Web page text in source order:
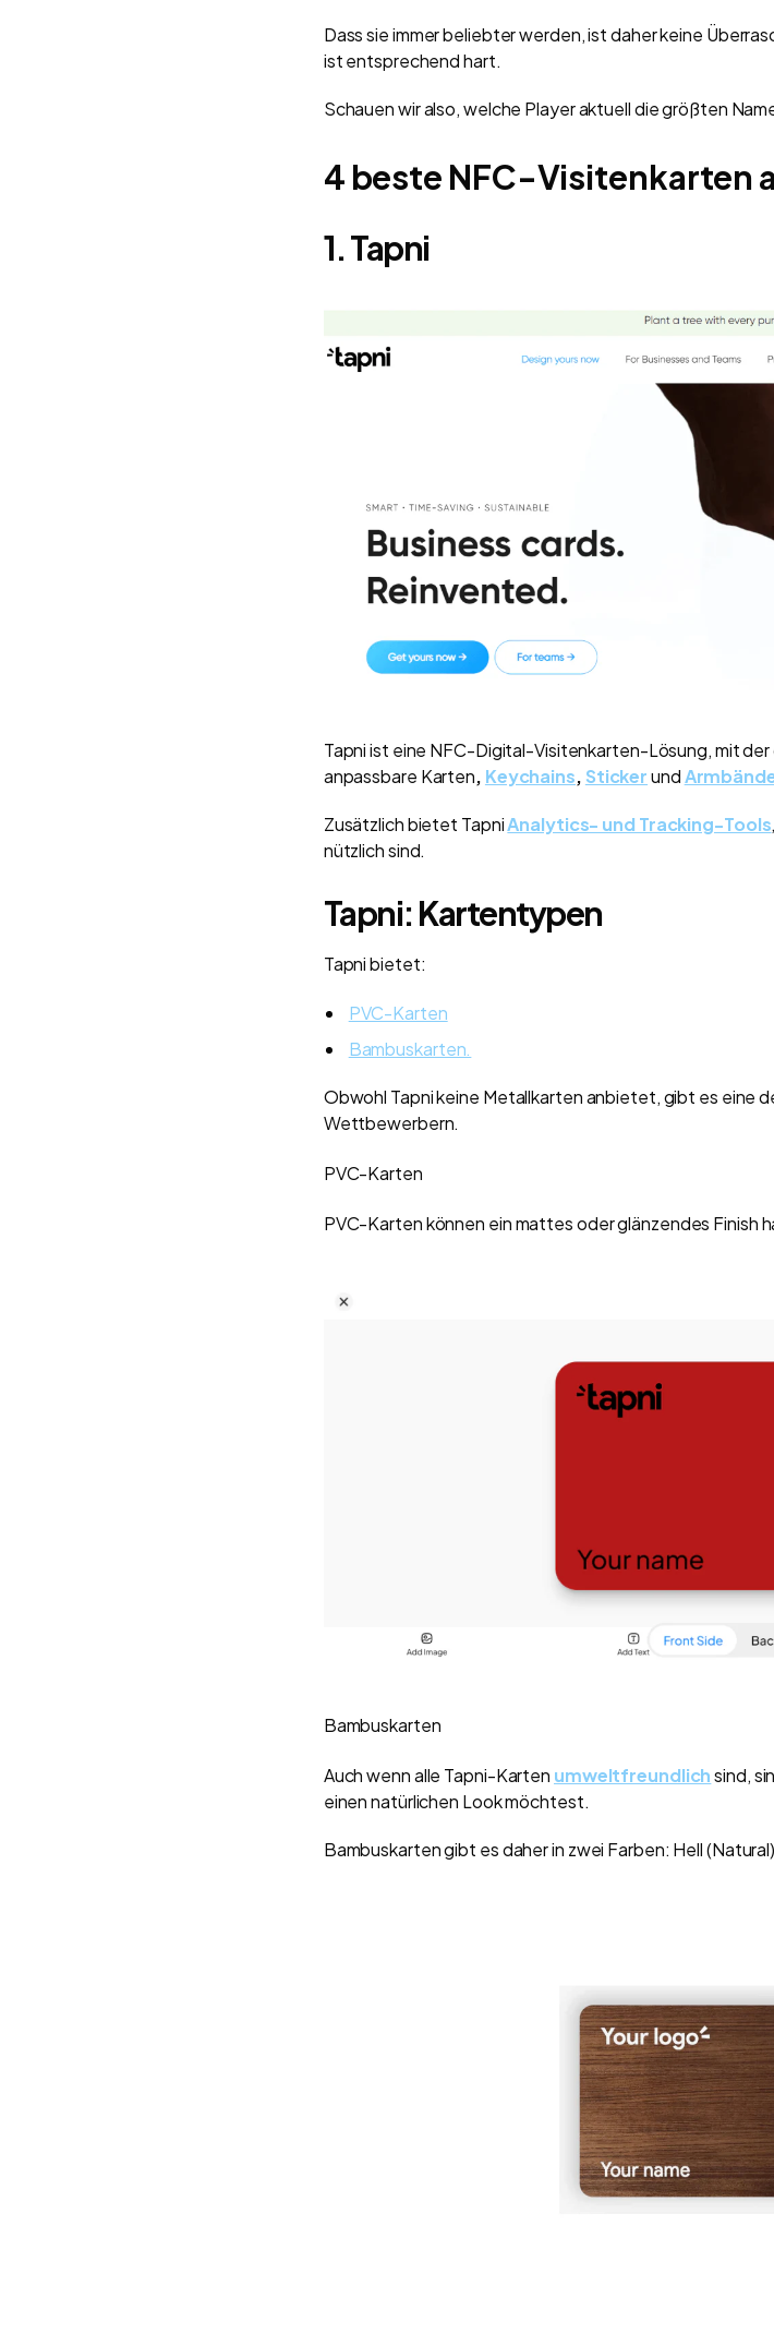
Dass sie immer beliebter werden, ist daher keine
ist entsprechend hart.
Schauen wir also, welche Player aktuell die größten
4 beste NFC-Visitenkarten
1. Tapni
Tapni ist eine NFC-Digital-Visitenkarten-Lösung, mit
anpassbare Karten, Keychains, Stickerund
Zusätzlich bietet TapniAnalytics- und Tracking-Tools
nützlich sind.
Tapni: Kartentypen
Tapni bietet:
PVC-Karten
Bambuskarten.
Obwohl Tapni keine Metallkarten anbietet, gibt es eine
Wettbewerbern.
PVC-Karten
PVC-Karten können ein mattes oder glänzendes Finish
Bambuskarten
Auch wenn alle Tapni-Karten umweltfreundlichsind,
einen natürlichen Look möchtest.
Bambuskarten gibt es daher in zwei Farben: Hell